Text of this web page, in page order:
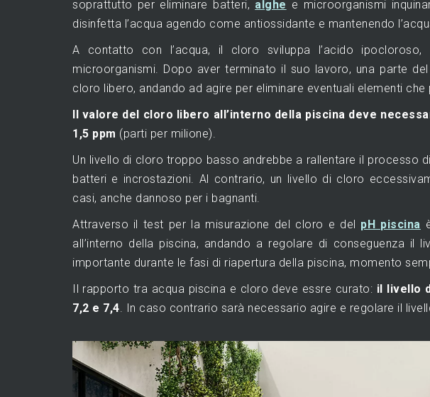
soprattutto per eliminare batteri, alghe e microorganismi
disinfetta l’acqua agendo come antiossidante e mantenendo
A contatto con l’acqua, il cloro sviluppa l’acido
microorganismi. Dopo aver terminato il suo lavoro, una parte
cloro libero, andando ad agire per eliminare eventuali elementi
Il valore del cloro libero all’interno della piscina deve
1,5 ppm (parti per milione).
Un livello di cloro troppo basso andrebbe a rallentare il processo
batteri e incrostazioni. Al contrario, un livello di cloro
casi, anche dannoso per i bagnanti.
Attraverso il test per la misurazione del cloro e del pH piscina
all’interno della piscina, andando a regolare di conseguenza il
importante durante le fasi di riapertura della piscina, momento
Il rapporto tra acqua piscina e cloro deve essre curato: il livello
7,2 e 7,4 . In caso contrario sarà necessario agire e regolare il